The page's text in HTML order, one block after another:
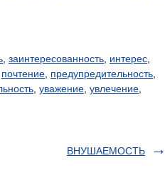
заинтересованность интерес
почтение предупредительность
уважение увлечение
ВНУШАЕМОСТЬ